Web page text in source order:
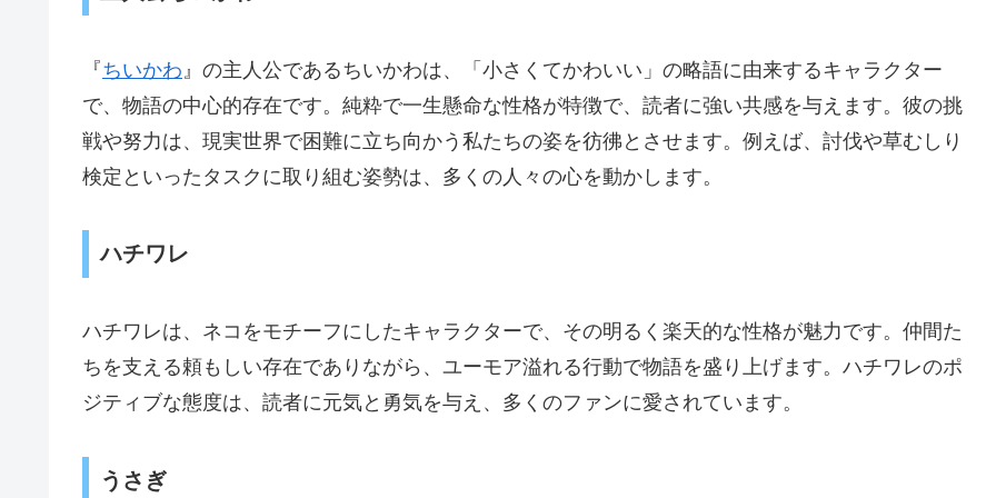
『ちいかわ 』の主人公であるちいかわは、「小さくてかわいい」の略語に由来するキャラクター
で、物語の中心的存在です。純粋で一生懸命な性格が特徴で、読者に強い共感を与えます。彼の挑
戦や努力は、現実世界で困難に立ち向かう私たちの姿を彷彿とさせます。例えば、討伐や草むしり
検定といったタスクに取り組む姿勢は、多くの人々の心を動かします。
ハチワレ
ハチワレは、ネコをモチーフにしたキャラクターで、その明るく楽天的な性格が魅力です。仲間た
ちを支える頼もしい存在でありながら、ユーモア溢れる行動で物語を盛り上げます。ハチワレのポ
ジティブな態度は、読者に元気と勇気を与え、多くのファンに愛されています。
うさぎ